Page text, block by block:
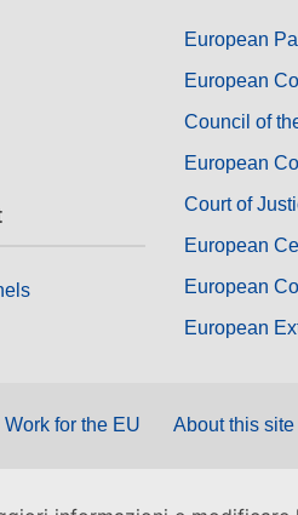
European
European
Council of
European
Court of
European
European
European
Work for the EU About this site